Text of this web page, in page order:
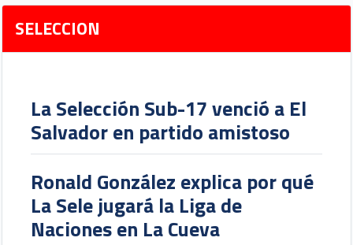
SELECCION
La Selección Sub-17 venció a El
Salvador en partido amistoso
Ronald González explica por qué
La Sele jugará la Liga de
Naciones en La Cueva